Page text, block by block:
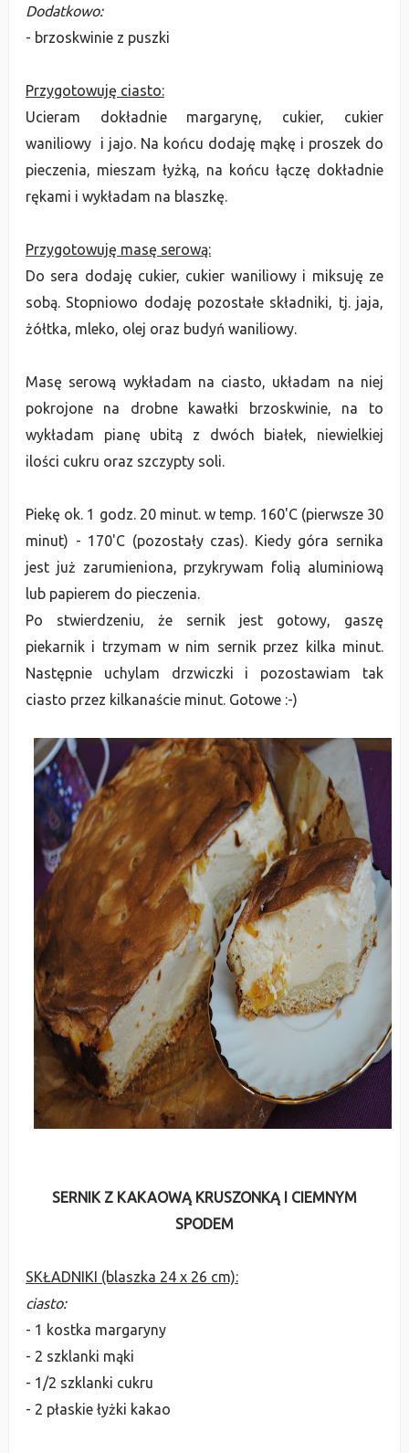
Dodatkowo:
- brzoskwinie z puszki
Przygotowuję ciasto:
Ucieram dokładnie margarynę, cukier, cukier
waniliowy i jajo. Na końcu dodaję mąkę i proszek do
pieczenia, mieszam łyżką, na końcu łączę dokładnie
rękami i wykładam na blaszkę.
Przygotowuję masę serową:
Do sera dodaję cukier, cukier waniliowy i miksuję ze
sobą. Stopniowo dodaję pozostałe składniki, tj. jaja,
żółtka, mleko, olej oraz budyń waniliowy.
Masę serową wykładam na ciasto, układam na niej
pokrojone na drobne kawałki brzoskwinie, na to
wykładam pianę ubitą z dwóch białek, niewielkiej
ilości cukru oraz szczypty soli.
Piekę ok. 1 godz. 20 minut. w temp. 160'C (pierwsze 30
minut) - 170'C (pozostały czas). Kiedy góra sernika
jest już zarumieniona, przykrywam folią aluminiową
lub papierem do pieczenia.
Po stwierdzeniu, że sernik jest gotowy, gaszę
piekarnik i trzymam w nim sernik przez kilka minut.
Następnie uchylam drzwiczki i pozostawiam tak
ciasto przez kilkanaście minut. Gotowe :-)
SERNIK Z KAKAOWĄ KRUSZONKĄ I CIEMNYM
SPODEM
SKŁADNIKI (blaszka 24 x 26 cm):
ciasto:
- 1 kostka margaryny
- 2 szklanki mąki
- 1/2 szklanki cukru
- 2 płaskie łyżki kakao